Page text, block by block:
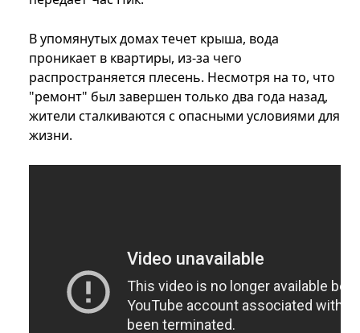
В упомянутых домах течет крыша, вода
проникает в квартиры, из-за чего
распространяется плесень. Несмотря на то, что
"ремонт" был завершен только два года назад,
жители сталкиваются с опасными условиями для
жизни.